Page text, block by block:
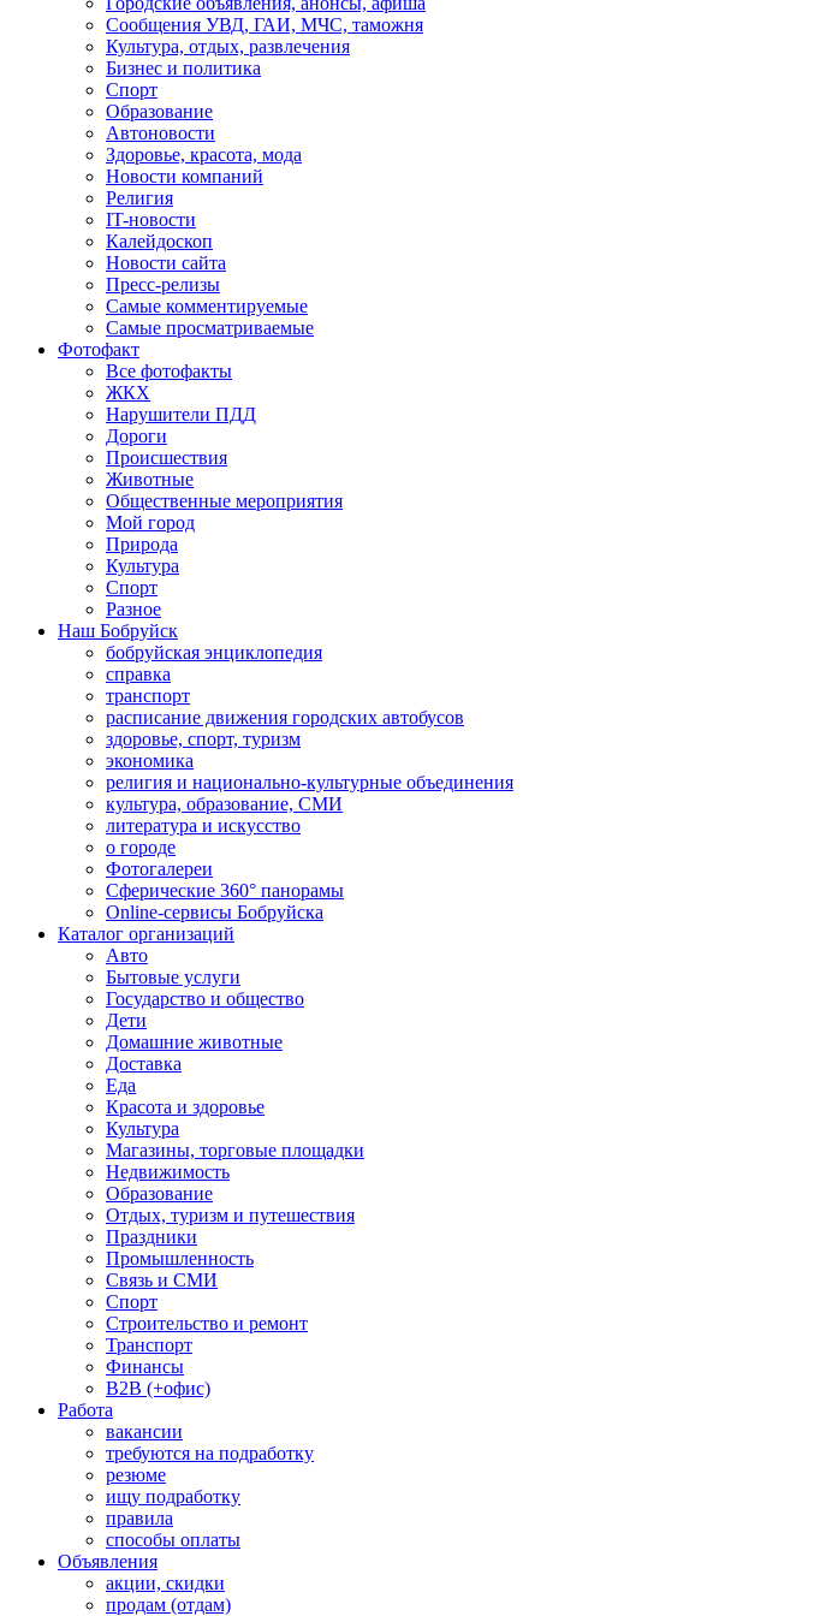
Сообщения УВД, ГАИ, МЧС, таможня
Культура, отдых, развлечения
Бизнес и политика
Спорт
Образование
Автоновости
Здоровье, красота, мода
Новости компаний
Религия
IT-новости
Калейдоскоп
Новости сайта
Пресс-релизы
Самые комментируемые
Самые просматриваемые
Фотофакт
Все фотофакты
ЖКХ
Нарушители ПДД
Дороги
Происшествия
Животные
Общественные мероприятия
Мой город
Природа
Культура
Спорт
Разное
Наш Бобруйск
бобруйская энциклопедия
справка
транспорт
расписание движения городских автобусов
здоровье, спорт, туризм
экономика
религия и национально-культурные объединения
культура, образование, СМИ
литература и искусство
о городе
Фотогалереи
Сферические 360° панорамы
Online-сервисы Бобруйска
Каталог организаций
Авто
Бытовые услуги
Государство и общество
Дети
Домашние животные
Доставка
Еда
Красота и здоровье
Культура
Магазины, торговые площадки
Недвижимость
Образование
Отдых, туризм и путешествия
Праздники
Промышленность
Связь и СМИ
Спорт
Строительство и ремонт
Транспорт
Финансы
B2B (+офис)
Работа
вакансии
требуются на подработку
резюме
ищу подработку
правила
способы оплаты
Объявления
акции, скидки
продам (отдам)